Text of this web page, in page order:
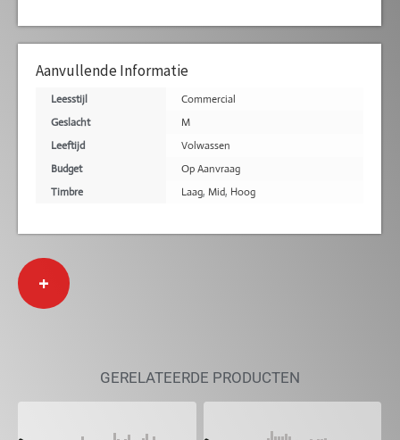
Aanvullende Informatie
Leesstijl
Commercial
Geslacht
M
Leeftijd
Volwassen
Budget
Op Aanvraag
Timbre
Laag, Mid, Hoog
+
GERELATEERDE PRODUCTEN